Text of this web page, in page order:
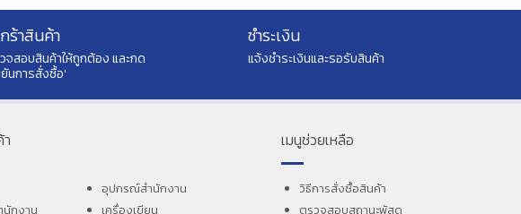
ร้าสินค้า
จสอบสินค้าให้ถูกต้อง และกด
นการสั่งซื้อ'
ชำระเงิน
แจ้งชำระเงินและรอรับสินค้า
อุปกรณ์สำนักงาน
นักงาน
เครื่องเขียน
เมนูช่วยเหลือ
วิธีการสั่งซื้อสินค้า
ตรวจสอบสถานะพัสดุ